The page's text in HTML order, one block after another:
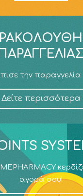
την παραγγελία
Δείτε περισσότερα
αγορά σου!